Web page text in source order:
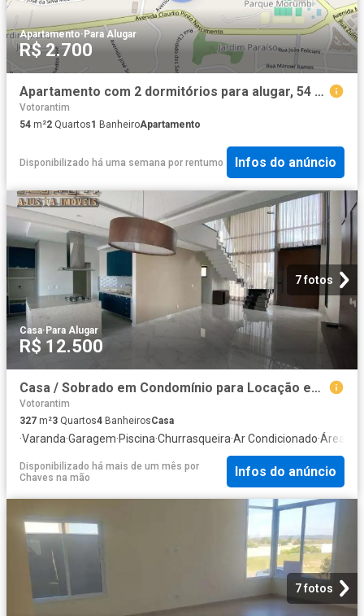
Apartamento· Para Alugar
R$ 2.700
Apartamento com 2 dormitórios para alugar, 54 m² por R$ 3.177/mês Parque Morumbi Votorantim/SP
Votorantim
54 m²2 Quartos1 BanheiroApartamento
Disponibilizado há uma semana por rentumo Infos do anúncio
7 fotos
Casa·Para Alugar
R$ 12.500
Casa / Sobrado em Condomínio para Locação em Votorantim/SP Cyrela Landscape Esplanada 3 Quartos
Votorantim
327 m²3 Quartos4 BanheirosCasa
·Varanda·Garagem·Piscina·Churrasqueira·Ar Condicionado·Área de
Disponibilizado há mais de um mês por
Chaves na mão
Infos do anúncio
7 fotos